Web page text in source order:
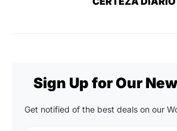
Sign Up for Our
Get notified of the best deals on our